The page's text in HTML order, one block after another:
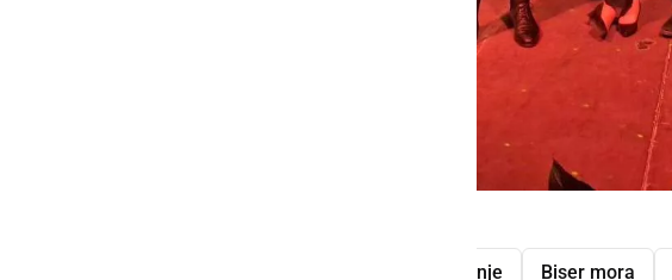
tekmovanje Biser mora